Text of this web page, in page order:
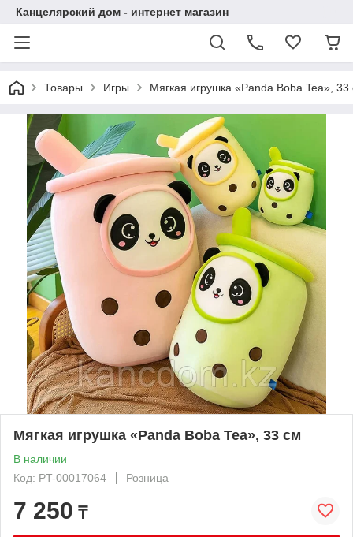
Канцелярский дом - интернет магазин
Товары Игры Мягкая игрушка «Panda Boba Tea», 33
Мягкая игрушка «Panda Boba Tea», 33 см
В наличии
Код: PT-00017064
Розница
7 250 ₸